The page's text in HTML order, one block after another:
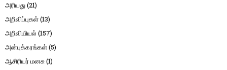
அரியது(21)
அறிவிப்புகள்(13)
அறிவியியல் (157)
அன்புக்கரங்கள்(5)
ஆசிரியர் மனசு(1)